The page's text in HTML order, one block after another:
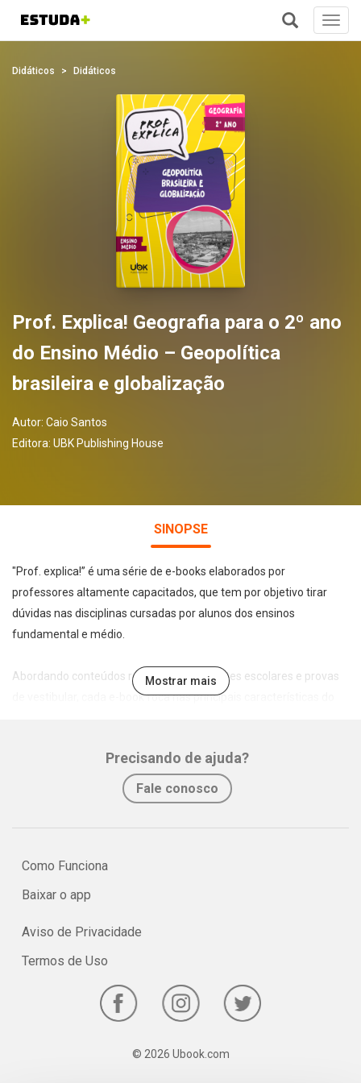
Didáticos Didáticos
Prof. Explica! Geografia para o 2º ano
do Ensino Médio – Geopolítica
brasileira e globalização
Autor: Caio Santos
Editora: UBK Publishing House
SINOPSE
"Prof. explica!” é uma série de e-books elaborados por
professores altamente capacitados, que tem por objetivo tirar
dúvidas nas disciplinas cursadas por alunos dos ensinos
fundamental e médio.
Abordando conteúdos recorrentes em testes escolares e provas
de vestibular, cada e-book foca nas principais características do
No e-book "Prof. explica!” Geografia para o 2º ano do Ensino Médio
serão vistos os principais pontos e características sobre
Mostrar mais
Precisando de ajuda?
Fale conosco
Como Funciona
Baixar o app
Aviso de Privacidade
Termos de Uso
© 2026 Ubook.com